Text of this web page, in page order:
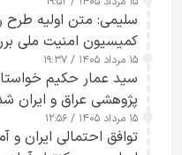
سلیمی: متن اولیه طرح
کمیسیون امنیت ملی
۱۵ مرداد ۱۴۰۵ / ۱۹:۳۷
سید عمار حکیم
پژوهشی عراق و ایران
۱۵ مرداد ۱۴۰۵ / ۱۲:۵۶
توافق احتمالی ایران و